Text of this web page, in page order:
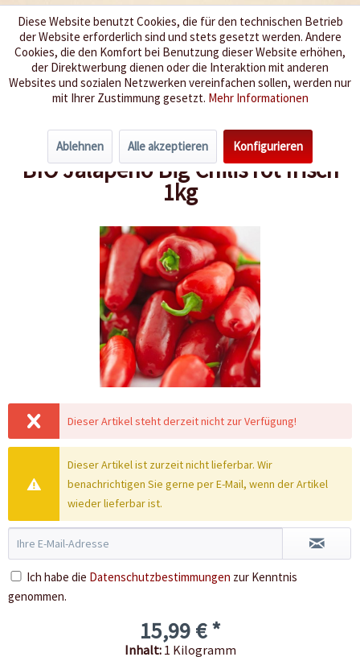
Wir würzen Ihr Leben
Menü
Übersicht Frische Chilis
BIO Jalapeno Big Chilis rot frisch
1kg
Dieser Artikel steht derzeit nicht zur Verfügung!
Dieser Artikel ist zurzeit nicht lieferbar. Wir
benachrichtigen Sie gerne per E-Mail, wenn der Artikel
wieder lieferbar ist.
Ich habe die Datenschutzbestimmungen zur Kenntnis
genommen.
15,99 € *
Inhalt: 1 Kilogramm
Diese Website benutzt Cookies, die für den technischen Betrieb
der Website erforderlich sind und stets gesetzt werden. Andere
Cookies, die den Komfort bei Benutzung dieser Website erhöhen,
der Direktwerbung dienen oder die Interaktion mit anderen
Websites und sozialen Netzwerken vereinfachen sollen, werden nur
mit Ihrer Zustimmung gesetzt. Mehr Informationen
Ablehnen Alle akzeptieren Konfigurieren